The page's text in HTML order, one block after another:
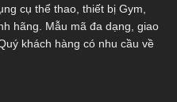
cụ thể thao, thiết bị Gym,
hãng. Mẫu mã đa dạng, giao
khách hàng có nhu cầu về